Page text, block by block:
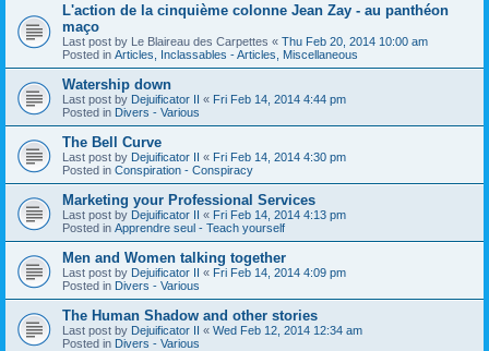
L'action de la cinquième colonne Jean Zay - au panthéon
maço
Last post by Le Blaireau des Carpettes « Thu Feb 20, 2014 10:00 am
Posted in Articles, Inclassables - Articles, Miscellaneous
Watership down
Last post by Dejuificator II « Fri Feb 14, 2014 4:44 pm
Posted in Divers - Various
The Bell Curve
Last post by Dejuificator II « Fri Feb 14, 2014 4:30 pm
Posted in Conspiration - Conspiracy
Marketing your Professional Services
Last post by Dejuificator II « Fri Feb 14, 2014 4:13 pm
Posted in Apprendre seul - Teach yourself
Men and Women talking together
Last post by Dejuificator II « Fri Feb 14, 2014 4:09 pm
Posted in Divers - Various
The Human Shadow and other stories
Last post by Dejuificator II « Wed Feb 12, 2014 12:34 am
Posted in Divers - Various